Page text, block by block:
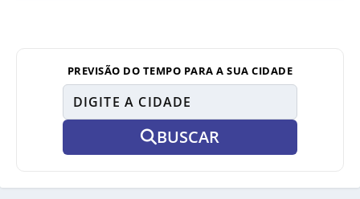
PREVISÃO DO TEMPO PARA A SUA CIDADE
BUSCAR